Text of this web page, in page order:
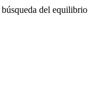
del